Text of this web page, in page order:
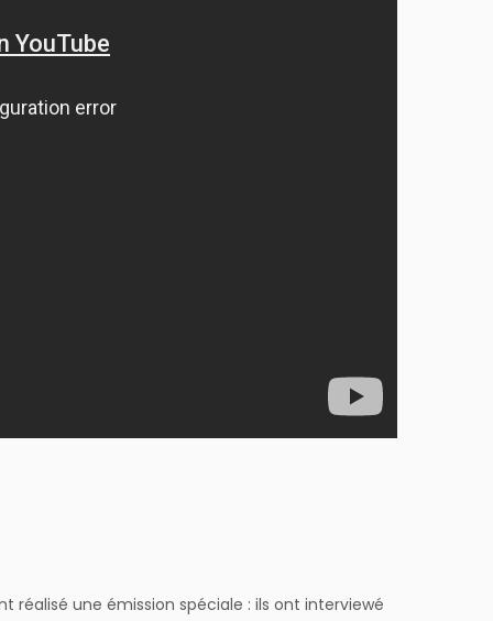
réalisé une émission spéciale : ils ont interviewé